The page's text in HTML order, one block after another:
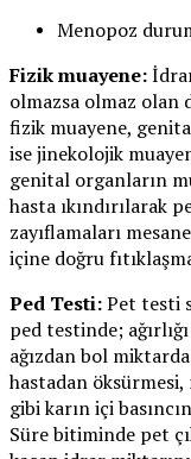
Menopoz
Fizik muayene:
olmazsa olmaz olan
fizik muayene,
ise jinekolojik
genital organların
hasta ıkındırılarak
zayıflamaları
içine doğru
Ped Testi:Pet testi
ped testinde;
ağızdan bol
hastadan öksürmesi,
gibi karın içi
Süre bitiminde pet